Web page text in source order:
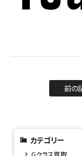
前の
カテゴリー
Gクラス買取